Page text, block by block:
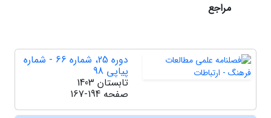
مراجع
دوره 25، شماره 66 - شماره
پیاپی 98
تابستان 1403
صفحه 167-194